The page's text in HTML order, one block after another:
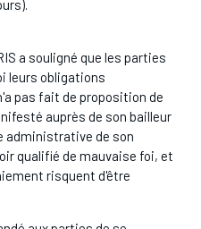
a souligné que les parties
leurs obligations
pas fait de proposition de
auprès de son bailleur
administrative de son
qualifié de mauvaise foi, et
risquent d'être